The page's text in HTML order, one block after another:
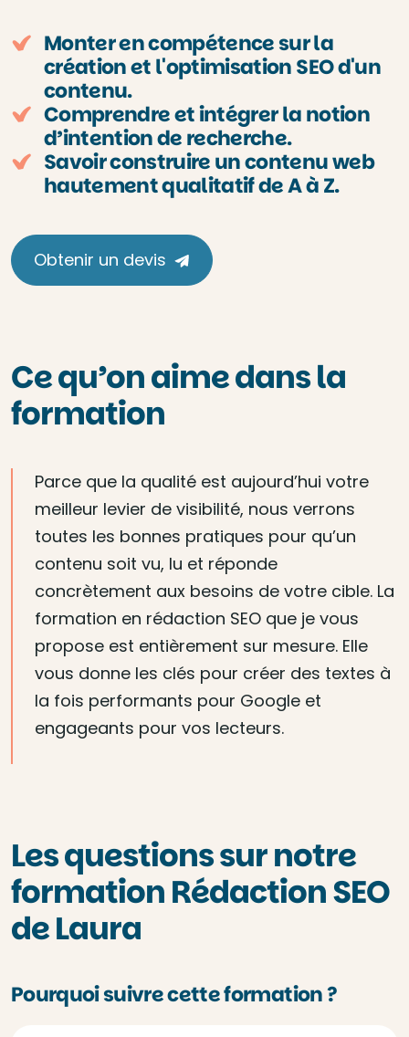
Monter en compétence sur la
création et l'optimisation SEO d'un
contenu.
Comprendre et intégrer la notion
d’intention de recherche.
Savoir construire un contenu web
hautement qualitatif de A à Z.
Obtenir un devis
Ce qu’on aime dans la
formation
Parce que la qualité est aujourd’hui votre
meilleur levier de visibilité, nous verrons
toutes les bonnes pratiques pour qu’un
contenu soit vu, lu et réponde
concrètement aux besoins de votre cible. La
formation en rédaction SEO que je vous
propose est entièrement sur mesure. Elle
vous donne les clés pour créer des textes à
la fois performants pour Google et
engageants pour vos lecteurs.
Les questions sur notre
formation Rédaction SEO
de Laura
Pourquoi suivre cette formation ?